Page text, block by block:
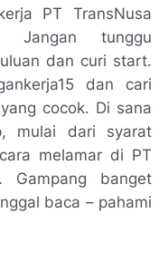
PT TransNusa
Jangan tunggu
dan curi start.
dan cari
cocok. Di sana
mulai dari syarat
melamar di PT
Gampang banget
baca – pahami